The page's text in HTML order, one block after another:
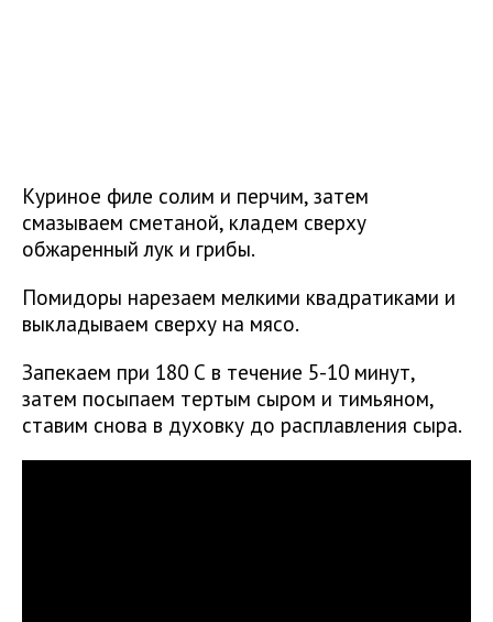
Куриное филе солим и перчим, затем
смазываем сметаной, кладем сверху
обжаренный лук и грибы.
Помидоры нарезаем мелкими квадратиками и
выкладываем сверху на мясо.
Запекаем при 180 С в течение 5-10 минут,
затем посыпаем тертым сыром и тимьяном,
ставим снова в духовку до расплавления сыра.